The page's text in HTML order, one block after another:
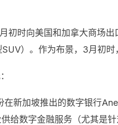
初时向美国和加拿大商场
）。作为布景，3月初
新加坡推出的数字银行
给数字金融服务（尤其是